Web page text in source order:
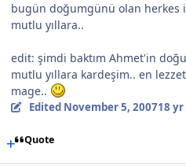
bugün doğumgünü olan herkes
mutlu yıllara..
edit: şimdi baktım Ahmet'in
mutlu yıllara kardeşim.. en
mage..
Edited November 5, 200718 yr
Quote